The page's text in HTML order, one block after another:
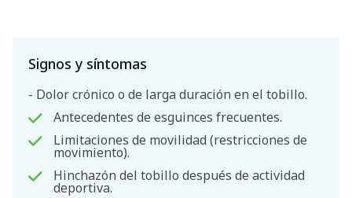
Signos y síntomas
- Dolor crónico o de larga duración en el tobillo.
Antecedentes de esguinces frecuentes.
Limitaciones de movilidad (restricciones de
movimiento).
Hinchazón del tobillo después de actividad
deportiva.